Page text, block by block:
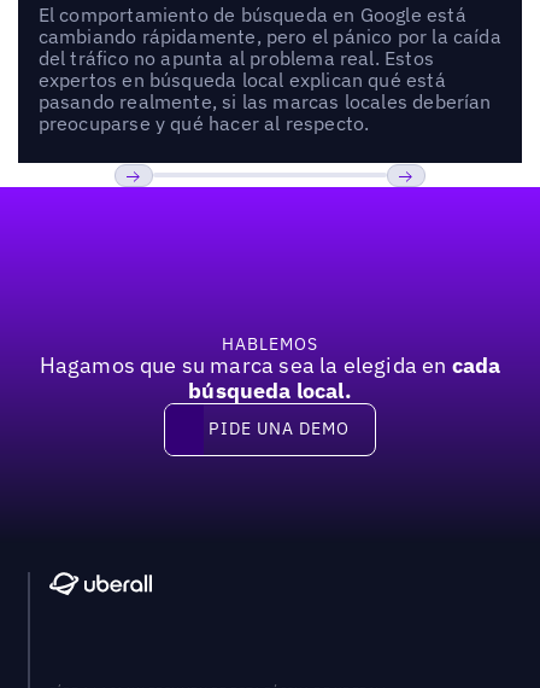
El comportamiento de búsqueda en Google está
cambiando rápidamente, pero el pánico por la caída
del tráfico no apunta al problema real. Estos
expertos en búsqueda local explican qué está
pasando realmente, si las marcas locales deberían
preocuparse y qué hacer al respecto.
HABLEMOS
Hagamos que su marca sea la elegida en cada
búsqueda local.
Pide una demo
PIDE UNA DEMO